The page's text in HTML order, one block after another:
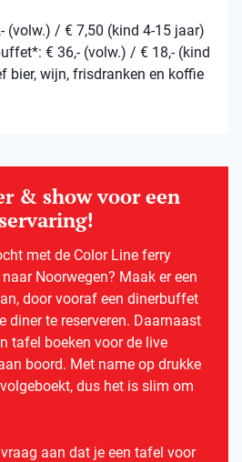
(volw.) / € 7,50 (kind 4-15 jaar)
€ 36,- (volw.) / € 18,- (kind
bier, wijn, frisdranken en koffie
& show voor een
met de Color Line ferry
Noorwegen? Maak er een
door vooraf een dinerbuffet
diner te reserveren. Daarnaast
tafel boeken voor de live
boord. Met name op drukke
dus het is slim om
aan dat je een tafel voor